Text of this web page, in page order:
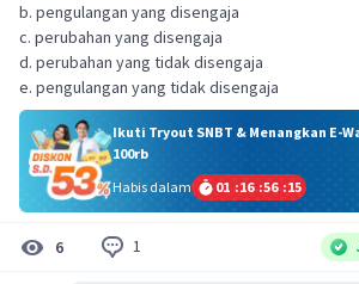
b. pengulangan yang disengaja
c. perubahan yang disengaja
d. perubahan yang tidak disengaja
e. pengulangan yang tidak disengaja
Ikuti Tryout SNBT & Menangkan E-
100rb
Habis dalam
01 :16 :56 :15
6 1